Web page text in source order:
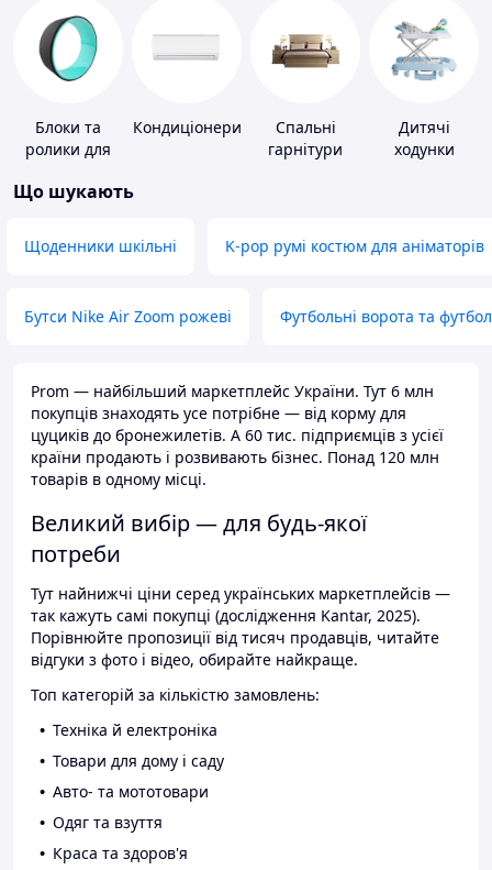
Блоки та
ролики для
Кондиціонери
Спальні
гарнітури
Дитячі
ходунки
Що шукають
Щоденники шкільні K-pop румі костюм для аніматорів
Бутси Nike Air Zoom рожеві Футбольні ворота та
Prom — найбільший маркетплейс України. Тут 6 млн
покупців знаходять усе потрібне — від корму для
цуциків до бронежилетів. А 60 тис. підприємців з усієї
країни продають і розвивають бізнес. Понад 120 млн
товарів в одному місці.
Великий вибір — для будь-якої
потреби
Тут найнижчі ціни серед українських маркетплейсів —
так кажуть самі покупці (дослідження Kantar, 2025).
Порівнюйте пропозиції від тисяч продавців, читайте
відгуки з фото і відео, обирайте найкраще.
Топ категорій за кількістю замовлень:
Техніка й електроніка
Товари для дому і саду
Авто- та мототовари
Одяг та взуття
Краса та здоров'я